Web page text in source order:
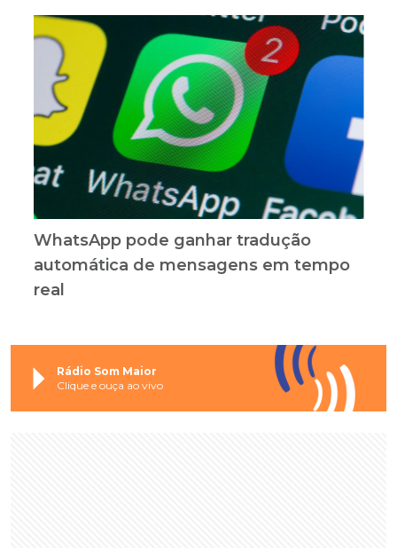
WhatsApp pode ganhar tradução
automática de mensagens em tempo
real
Rádio Som Maior
Clique e ouça ao vivo